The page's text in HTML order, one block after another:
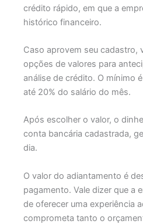
crédito rápido, em que a
histórico financeiro.
Caso aprovem seu cadastro,
opções de valores para
análise de crédito. O mínimo
até 20% do salário do mês.
Após escolher o valor, o
conta bancária cadastrada,
dia.
O valor do adiantamento é
pagamento. Vale dizer que a
de oferecer uma experiência
comprometa tanto o